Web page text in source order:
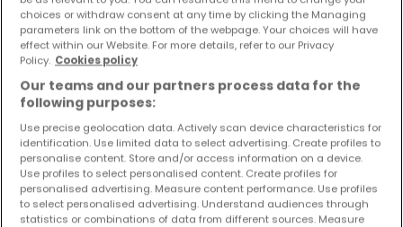
choices or withdraw consent at any time by clicking the Managing
parameters link on the bottom of the webpage. Your choices will have
effect within our Website. For more details, refer to our Privacy
Policy. Cookies policy
Our teams and our partners process data for the
following purposes:
Use precise geolocation data. Actively scan device characteristics for
identification. Use limited data to select advertising. Create profiles to
personalise content. Store and/or access information on a device.
Use profiles to select personalised content. Create profiles for
personalised advertising. Measure content performance. Use profiles
to select personalised advertising. Understand audiences through
statistics or combinations of data from different sources. Measure